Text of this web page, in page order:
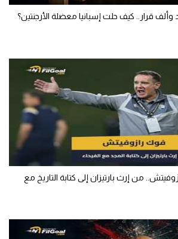
قرار.. كيف حلت إسبانيا معضلة الأرجنتين؟
من إرث بارتيزان إلى كتابة التاريخ مع